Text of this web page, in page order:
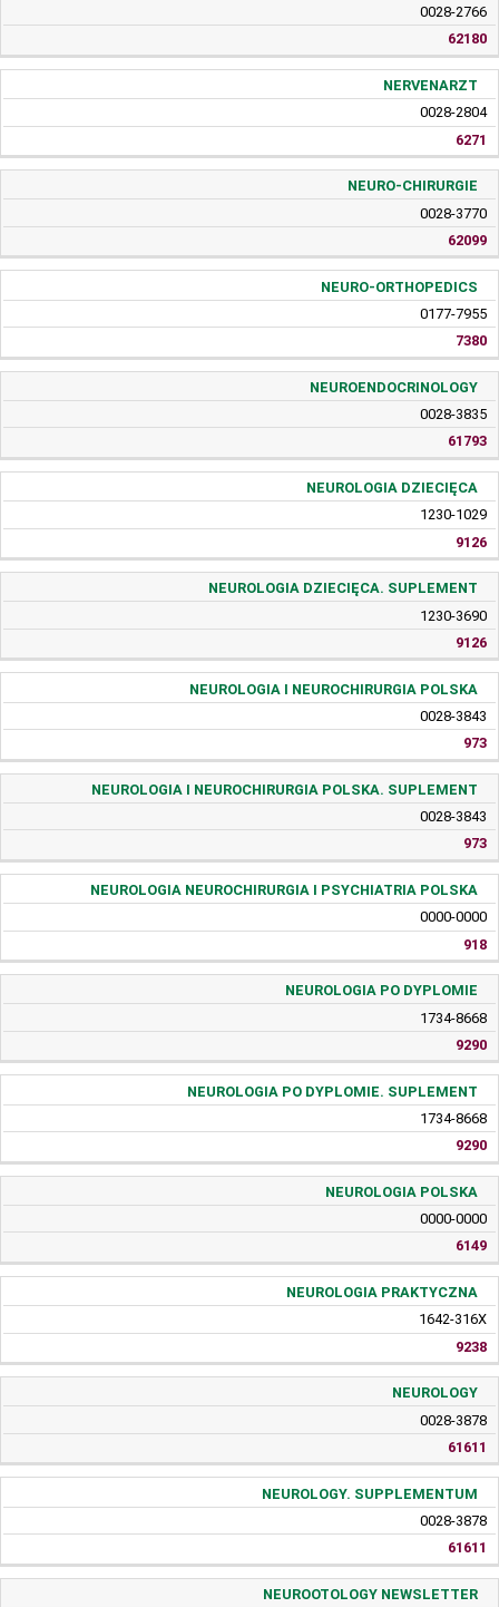
0028-2766
62180
NERVENARZT
0028-2804
6271
NEURO-CHIRURGIE
0028-3770
62099
NEURO-ORTHOPEDICS
0177-7955
7380
NEUROENDOCRINOLOGY
0028-3835
61793
NEUROLOGIA DZIECIĘCA
1230-1029
9126
NEUROLOGIA DZIECIĘCA. SUPLEMENT
1230-3690
9126
NEUROLOGIA I NEUROCHIRURGIA POLSKA
0028-3843
973
NEUROLOGIA I NEUROCHIRURGIA POLSKA. SUPLEMENT
0028-3843
973
NEUROLOGIA NEUROCHIRURGIA I PSYCHIATRIA POLSKA
0000-0000
918
NEUROLOGIA PO DYPLOMIE
1734-8668
9290
NEUROLOGIA PO DYPLOMIE. SUPLEMENT
1734-8668
9290
NEUROLOGIA POLSKA
0000-0000
6149
NEUROLOGIA PRAKTYCZNA
1642-316X
9238
NEUROLOGY
0028-3878
61611
NEUROLOGY. SUPPLEMENTUM
0028-3878
61611
NEUROOTOLOGY NEWSLETTER